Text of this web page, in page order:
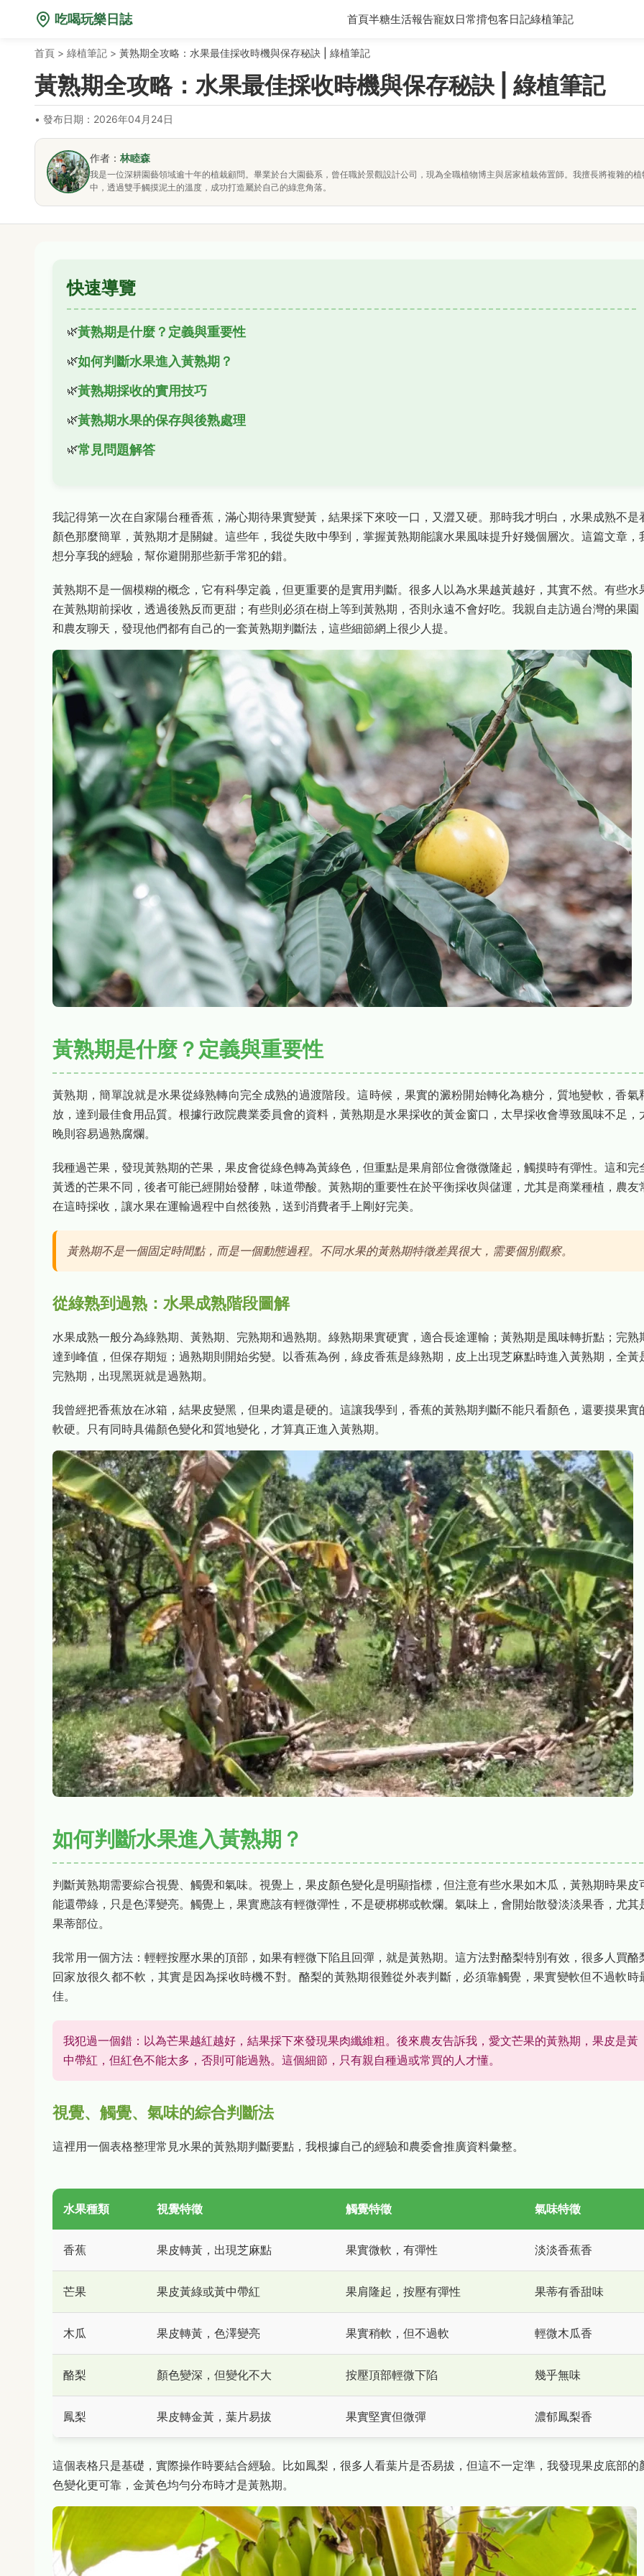
吃喝玩樂日誌 首頁半糖生活報告寵奴日常揹包客日記綠植筆記
首頁 > 綠植筆記 > 黃熟期全攻略：水果最佳採收時機與保存秘訣 | 綠植筆記
黃熟期全攻略：水果最佳採收時機與保存秘訣 | 綠植筆記
• 發布日期：2026年04月24日
作者： 林睦森
我是一位深耕園藝領域逾十年的植栽顧問。畢業於台大園藝系，曾任職於景觀設計公司，現為全職植物博主與居家植栽佈置師。我擅長將複雜的
中，透過雙手觸摸泥土的溫度，成功打造屬於自己的綠意角落。
快速導覽
黃熟期是什麼？定義與重要性
如何判斷水果進入黃熟期？
黃熟期採收的實用技巧
黃熟期水果的保存與後熟處理
常見問題解答
我記得第一次在自家陽台種香蕉，滿心期待果實變黃，結果採下來咬一口，又澀又硬。那時我才明白，水果成熟不是
顏色那麼簡單，黃熟期才是關鍵。這些年，我從失敗中學到，掌握黃熟期能讓水果風味提升好幾個層次。這篇文章，
想分享我的經驗，幫你避開那些新手常犯的錯。
黃熟期不是一個模糊的概念，它有科學定義，但更重要的是實用判斷。很多人以為水果越黃越好，其實不然。有些水
在黃熟期前採收，透過後熟反而更甜；有些則必須在樹上等到黃熟期，否則永遠不會好吃。我親自走訪過台灣的果園
和農友聊天，發現他們都有自己的一套黃熟期判斷法，這些細節網上很少人提。
黃熟期是什麼？定義與重要性
黃熟期，簡單說就是水果從綠熟轉向完全成熟的過渡階段。這時候，果實的澱粉開始轉化為糖分，質地變軟，香氣
放，達到最佳食用品質。根據行政院農業委員會的資料，黃熟期是水果採收的黃金窗口，太早採收會導致風味不足，
晚則容易過熟腐爛。
我種過芒果，發現黃熟期的芒果，果皮會從綠色轉為黃綠色，但重點是果肩部位會微微隆起，觸摸時有彈性。這和完
黃透的芒果不同，後者可能已經開始發酵，味道帶酸。黃熟期的重要性在於平衡採收與儲運，尤其是商業種植，農友
在這時採收，讓水果在運輸過程中自然後熟，送到消費者手上剛好完美。
黃熟期不是一個固定時間點，而是一個動態過程。不同水果的黃熟期特徵差異很大，需要個別觀察。
從綠熟到過熟：水果成熟階段圖解
水果成熟一般分為綠熟期、黃熟期、完熟期和過熟期。綠熟期果實硬實，適合長途運輸；黃熟期是風味轉折點；完熟
達到峰值，但保存期短；過熟期則開始劣變。以香蕉為例，綠皮香蕉是綠熟期，皮上出現芝麻點時進入黃熟期，全黃
完熟期，出現黑斑就是過熟期。
我曾經把香蕉放在冰箱，結果皮變黑，但果肉還是硬的。這讓我學到，香蕉的黃熟期判斷不能只看顏色，還要摸果實
軟硬。只有同時具備顏色變化和質地變化，才算真正進入黃熟期。
如何判斷水果進入黃熟期？
判斷黃熟期需要綜合視覺、觸覺和氣味。視覺上，果皮顏色變化是明顯指標，但注意有些水果如木瓜，黃熟期時果皮
能還帶綠，只是色澤變亮。觸覺上，果實應該有輕微彈性，不是硬梆梆或軟爛。氣味上，會開始散發淡淡果香，尤其
果蒂部位。
我常用一個方法：輕輕按壓水果的頂部，如果有輕微下陷且回彈，就是黃熟期。這方法對酪梨特別有效，很多人買酪
回家放很久都不軟，其實是因為採收時機不對。酪梨的黃熟期很難從外表判斷，必須靠觸覺，果實變軟但不過軟時
佳。
我犯過一個錯：以為芒果越紅越好，結果採下來發現果肉纖維粗。後來農友告訴我，愛文芒果的黃熟期，果皮是黃
中帶紅，但紅色不能太多，否則可能過熟。這個細節，只有親自種過或常買的人才懂。
視覺、觸覺、氣味的綜合判斷法
這裡用一個表格整理常見水果的黃熟期判斷要點，我根據自己的經驗和農委會推廣資料彙整。
水果種類 視覺特徵 觸覺特徵 氣味特徵
香蕉 果皮轉黃，出現芝麻點 果實微軟，有彈性 淡淡香蕉香
芒果 果皮黃綠或黃中帶紅 果肩隆起，按壓有彈性 果蒂有香甜味
木瓜 果皮轉黃，色澤變亮 果實稍軟，但不過軟 輕微木瓜香
酪梨 顏色變深，但變化不大 按壓頂部輕微下陷 幾乎無味
鳳梨 果皮轉金黃，葉片易拔 果實堅實但微彈 濃郁鳳梨香
這個表格只是基礎，實際操作時要結合經驗。比如鳳梨，很多人看葉片是否易拔，但這不一定準，我發現果皮底部的
色變化更可靠，金黃色均勻分布時才是黃熟期。